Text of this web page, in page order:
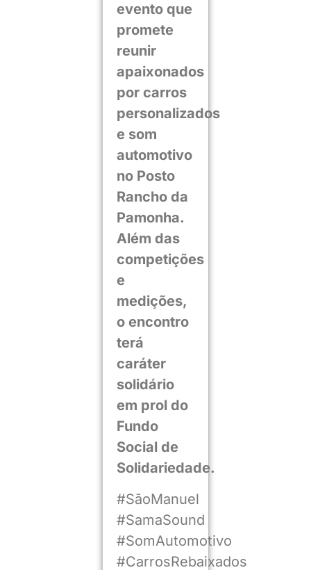
evento que
promete
reunir
apaixonados
por carros
personalizados
e som
automotivo
no Posto
Rancho da
Pamonha.
Além das
competições
e
medições,
o encontro
terá
caráter
solidário
em prol do
Fundo
Social de
Solidariedade.
#SãoManuel
#SamaSound
#SomAutomotivo
#CarrosRebaixados